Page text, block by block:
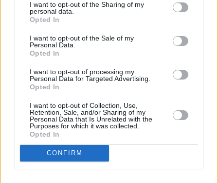
I want to opt-out of the Sharing of my
personal data.
Opted In
I want to opt-out of the Sale of my
Personal Data.
Opted In
I want to opt-out of processing my
Personal Data for Targeted Advertising.
Opted In
I want to opt-out of Collection, Use,
Retention, Sale, and/or Sharing of my
Personal Data that Is Unrelated with the
Purposes for which it was collected.
Opted In
CONFIRM
Ελλάδας–Κύπρου Κ18 ο Δημήτρης Τέλλιος